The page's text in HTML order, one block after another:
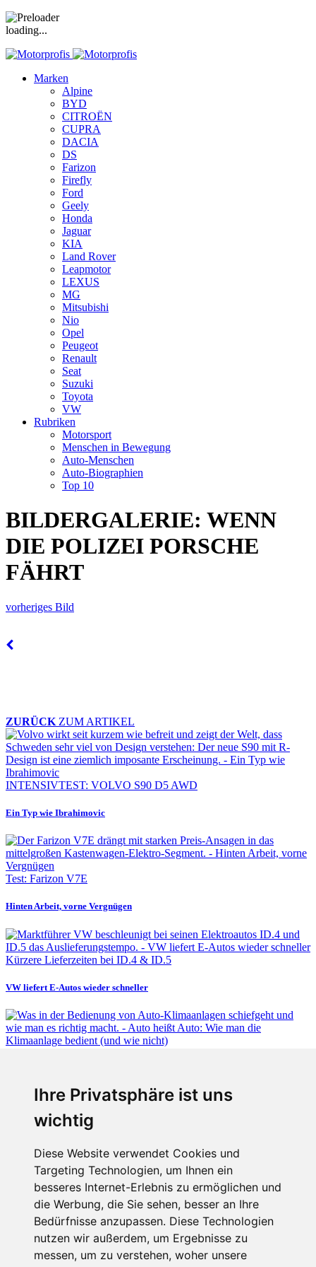
Ihre Privatsphäre ist uns
wichtig
Diese Website verwendet Cookies und
Targeting Technologien, um Ihnen ein
besseres Internet-Erlebnis zu ermöglichen und
die Werbung, die Sie sehen, besser an Ihre
Bedürfnisse anzupassen. Diese Technologien
nutzen wir außerdem, um Ergebnisse zu
messen, um zu verstehen, woher unsere
loading...
Marken
Alpine
BYD
CITROËN
CUPRA
DACIA
DS
Farizon
Firefly
Ford
Geely
Honda
Jaguar
KIA
Land Rover
Leapmotor
LEXUS
MG
Mitsubishi
Nio
Opel
Peugeot
Renault
Seat
Suzuki
Toyota
VW
Rubriken
Motorsport
Menschen in Bewegung
Auto-Menschen
Auto-Biographien
Top 10
BILDERGALERIE: WENN
DIE POLIZEI PORSCHE
FÄHRT
vorheriges Bild
ZURÜCK ZUM ARTIKEL
INTENSIVTEST: VOLVO S90 D5 AWD
Ein Typ wie Ibrahimovic
Test: Farizon V7E
Hinten Arbeit, vorne Vergnügen
Kürzere Lieferzeiten bei ID.4 & ID.5
VW liefert E-Autos wieder schneller
Auto heißt Auto: Wie man die Klimaanlage bedient (und wie nicht)
Fabian Steiner
Der großen Katzensprung mit dem Jaguar Type 01
Menschen in Bewegung